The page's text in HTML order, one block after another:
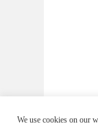
We use cookies on our